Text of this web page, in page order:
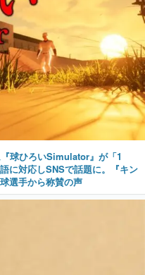
球ひろいSimulator』が「1
に対応しSNSで話題に。『キン
選手から称賛の声